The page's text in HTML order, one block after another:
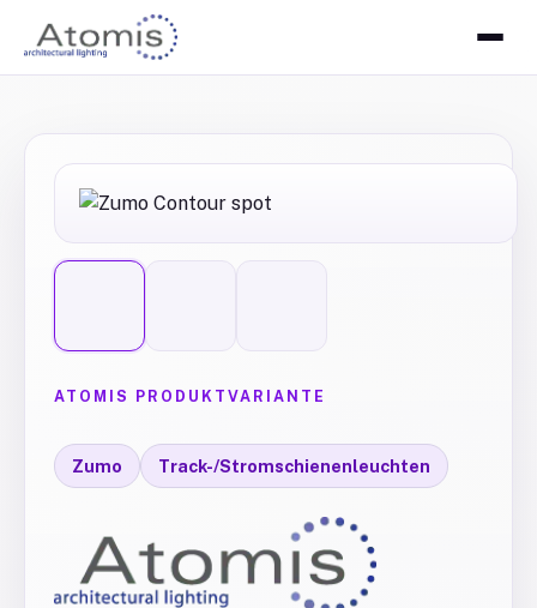
ATOMIS PRODUKTVARIANTE
Zumo Track-/Stromschienenleuchten